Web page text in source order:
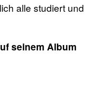
alle studiert und
seinem Album